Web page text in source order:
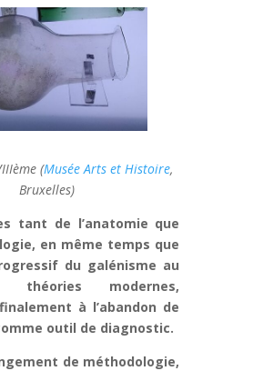
(Musée Arts et Histoire,
Bruxelles)
tant de l’anatomie que
en même temps que
du galénisme au
modernes,
à l’abandon de
outil de diagnostic.
de méthodologie,